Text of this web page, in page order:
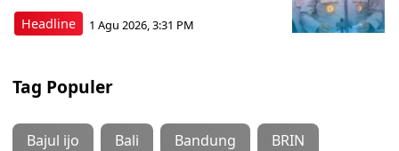
Headline 1 Agu 2026, 3:31 PM
Tag Populer
Bajul ijo Bali Bandung BRIN